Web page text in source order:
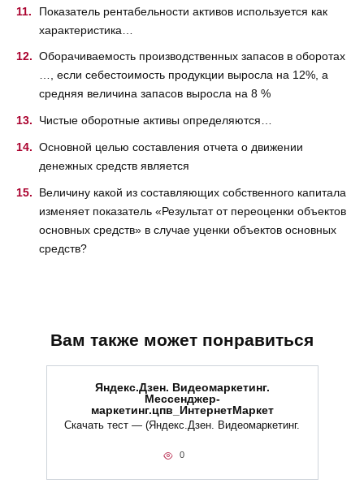
Показатель рентабельности активов используется как
характеристика…
Оборачиваемость производственных запасов в оборотах
…, если себестоимость продукции выросла на 12%, а
средняя величина запасов выросла на 8 %
Чистые оборотные активы определяются…
Основной целью составления отчета о движении
денежных средств является
Величину какой из составляющих собственного капитала
изменяет показатель «Результат от переоценки объектов
основных средств» в случае уценки объектов основных
средств?
Вам также может понравиться
Яндекс.Дзен. Видеомаркетинг.
Мессенджер-
маркетинг.цпв_ИнтернетМаркет
Скачать тест — (Яндекс.Дзен. Видеомаркетинг.
0